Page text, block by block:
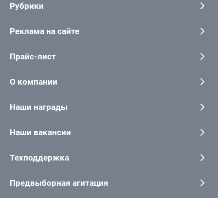
Рубрики
Реклама на сайте
Прайс-лист
О компании
Наши награды
Наши вакансии
Техподдержка
Предвыборная агитация